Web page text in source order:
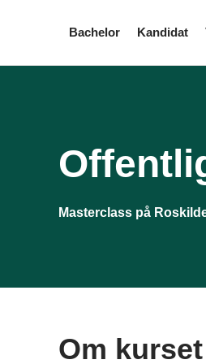
Bachelor Kandidat
Masterclass på
Om kurset